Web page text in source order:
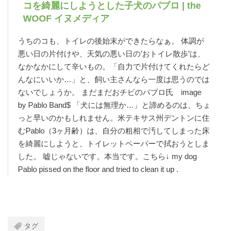
コを綺麗にしようとした子犬のパブロ | the
WOOF イヌメディア
うちのコも、トイレの後始末ができたらなぁ。 体調が
悪い日の片付けや、天気の悪い日の’おトイレ散歩’は、
なかなかにして辛いもの。「自力で片付けてくれたらど
んなにいいか…」と、飼い主さんなら一度は思うのでは
ないでしょうか。 まだまだおチビのパブロ氏 image
by Pablo Band$ 「犬には無理か…」と諦めるのは、ちょ
っと早いのかもしれません。米テキサス州デントンに住
むPablo（3ヶ月齢）は、自分の粗相で汚してしまった床
を綺麗にしようと、トイレットペーパーで拭おうとしま
した。 嘘じゃないです。本当です。こちら↓ my dog
Pablo pissed on the floor and tried to clean it up .
タグ